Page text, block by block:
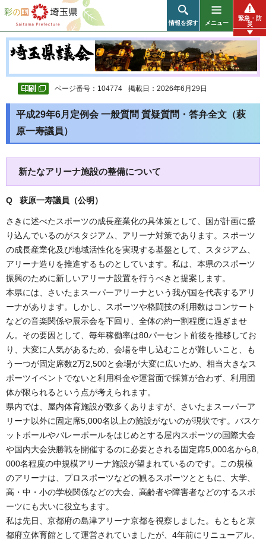
彩の国 埼玉県
情報を探す メニュー
緊急・防
災
ページ番号：104774 掲載日：2026年6月29日
平成29年6月定例会 一般質問 質疑質問・答弁全文（萩
原一寿議員）
新たなアリーナ施設の整備について
Q 萩原一寿議員（公明 ）
さきに述べたスポーツの成長産業化の具体策として、国が計画に盛
り込んでいるのがスタジアム、アリーナ対策であります。スポーツ
の成長産業化及び地域活性化を実現する基盤として、スタジアム、
アリーナ造りを推進するものとしています。私は、本県のスポーツ
振興のために新しいアリーナ設置を行うべきと提案します。
本県には、さいたまスーパーアリーナという我が国を代表するアリ
ーナがあります。しかし、スポーツや格闘技の利用数はコンサート
などの音楽関係や展示会を下回り、全体の約一割程度に過ぎませ
ん。その要因として、毎年稼働率は80パーセント前後を推移してお
り、大変に人気があるため、会場を申し込むことが難しいこと、も
う一つが固定席数2万2,500と会場が大変に広いため、相当大きなス
ポーツイベントでないと利用料金や運営面で採算が合わず、利用団
体が限られるという点が考えられます。
県内では、屋内体育施設が数多くありますが、さいたまスーパーア
リーナ以外に固定席5,000名以上の施設がないのが現状です。バスケ
ットボールやバレーボールをはじめとする屋内スポーツの国際大会
や国内大会決勝戦を開催するのに必要とされる固定席5,000名から8,
000名程度の中規模アリーナ施設が望まれているのです。この規模
のアリーナは、プロスポーツなどの観るスポーツとともに、大学、
高・中・小の学校関係などの大会、高齢者や障害者などのするスポ
ーツにも大いに役立ちます。
私は先日、京都府の島津アリーナ京都を視察しました。もともと京
都府立体育館として運営されていましたが、4年前にリニューアル、